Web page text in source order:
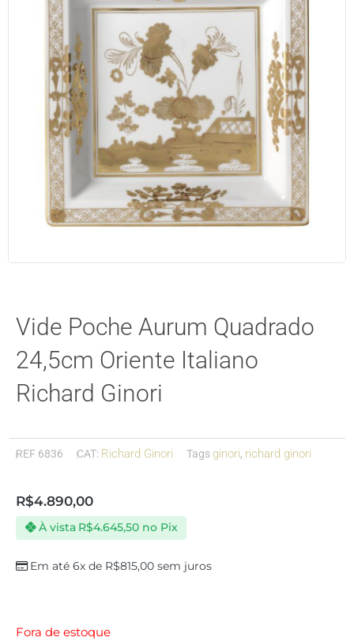
Vide Poche Aurum Quadrado
24,5cm Oriente Italiano
Richard Ginori
REF 6836 CAT: Richard Ginori Tags ginori, richard ginori
R$4.890,00
Em até 6x de R$815,00 sem juros
À vista R$4.645,50 no Pix
Fora de estoque